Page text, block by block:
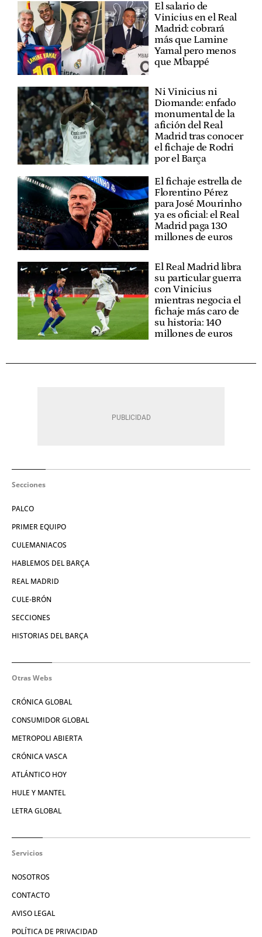
El salario de
Vinicius en el Real
Madrid: cobrará
más que Lamine
Yamal pero menos
que Mbappé
Ni Vinicius ni
Diomande: enfado
monumental de la
afición del Real
Madrid tras conocer
el fichaje de Rodri
por el Barça
El fichaje estrella de
Florentino Pérez
para José Mourinho
ya es oficial: el Real
Madrid paga 130
millones de euros
El Real Madrid libra
su particular guerra
con Vinicius
mientras negocia el
fichaje más caro de
su historia: 140
millones de euros
Secciones
PALCO
PRIMER EQUIPO
CULEMANIACOS
HABLEMOS DEL BARÇA
REAL MADRID
CULE-BRÓN
SECCIONES
HISTORIAS DEL BARÇA
Otras Webs
CRÓNICA GLOBAL
CONSUMIDOR GLOBAL
METROPOLI ABIERTA
CRÓNICA VASCA
ATLÁNTICO HOY
HULE Y MANTEL
LETRA GLOBAL
Servicios
NOSOTROS
CONTACTO
AVISO LEGAL
POLÍTICA DE PRIVACIDAD